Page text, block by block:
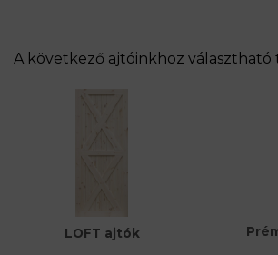
A következő ajtóinkhoz választható
LOFT ajtók